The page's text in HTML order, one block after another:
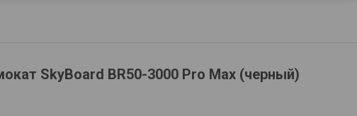
SkyBoard BR50-3000 Pro Max (черный)